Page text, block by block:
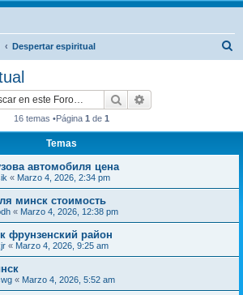
Despertar espiritual
Buscar
16 temas •Página 1 de 1
Temas
автомобиля цена
« Marzo 4, 2026, 2:34 pm
минск стоимость
« Marzo 4, 2026, 12:38 pm
фрунзенский район
« Marzo 4, 2026, 9:25 am
« Marzo 4, 2026, 5:52 am